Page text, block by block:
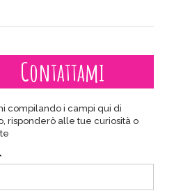
Contattami
compilando i campi qui di
risponderò alle tue curiosità o
*